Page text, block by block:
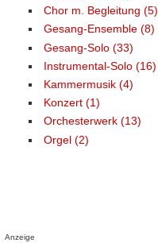
Chor m. Begleitung (5)
Gesang-Ensemble (8)
Gesang-Solo (33)
Instrumental-Solo (16)
Kammermusik (4)
Konzert (1)
Orchesterwerk (13)
Orgel (2)
Anzeige